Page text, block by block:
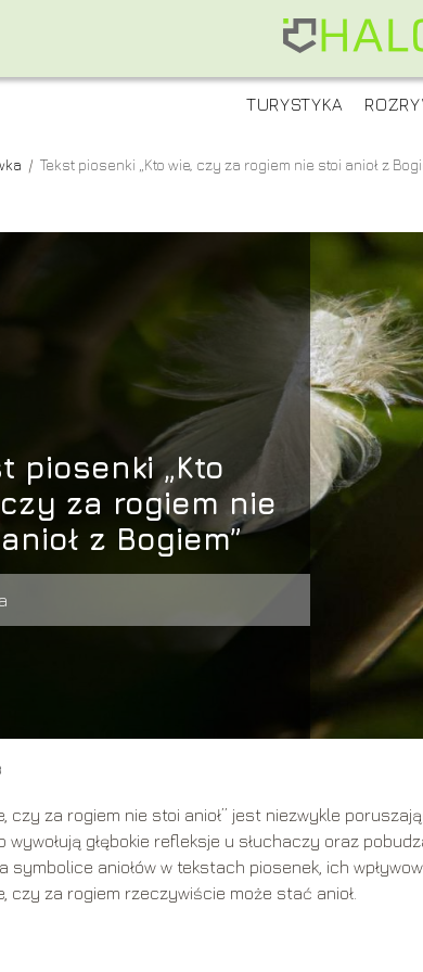
TURYSTYKA
/ Tekst piosenki „Kto wie, czy za rogiem nie stoi anioł z
piosenki „Kto
za rogiem nie
z Bogiem”
czy za rogiem nie stoi anioł” jest niezwykle
głębokie refleksje u słuchaczy oraz
symbolice aniołów w tekstach piosenek, ich
czy za rogiem rzeczywiście może stać anioł.